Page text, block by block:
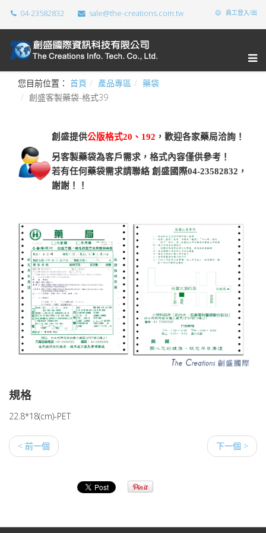
04-23582832 sale@the-creations.com.tw 員工登入/出
您目前位置： 首頁 產品專區
藥袋
創盛客製藥袋-格式39
創盛提供公版格式20、192 ，歡迎各家藥局洽詢！
另客製藥袋為客戶需求，格式內容僅供參考！
若有任何藥袋需求請聯絡 創盛國際04-23582832，
謝謝！！
規格
22.8*18(cm)-PET
< 前一個 下一個 >